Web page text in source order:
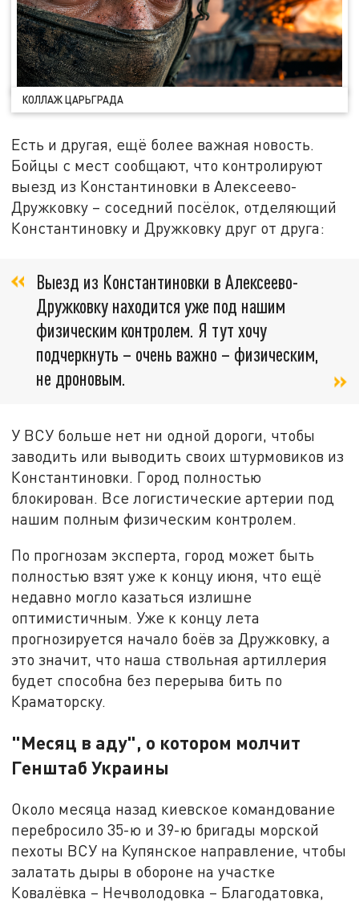
КОЛЛАЖ ЦАРЬГРАДА
Есть и другая, ещё более важная новость.
Бойцы с мест сообщают, что контролируют
выезд из Константиновки в Алексеево-
Дружковку – соседний посёлок, отделяющий
Константиновку и Дружковку друг от друга:
Выезд из Константиновки в Алексеево-
Дружковку находится уже под нашим
физическим контролем. Я тут хочу
подчеркнуть – очень важно – физическим,
не дроновым.
У ВСУ больше нет ни одной дороги, чтобы
заводить или выводить своих штурмовиков из
Константиновки. Город полностью
блокирован. Все логистические артерии под
нашим полным физическим контролем.
По прогнозам эксперта, город может быть
полностью взят уже к концу июня, что ещё
недавно могло казаться излишне
оптимистичным. Уже к концу лета
прогнозируется начало боёв за Дружковку, а
это значит, что наша ствольная артиллерия
будет способна без перерыва бить по
Краматорску.
"Месяц в аду", о котором молчит
Генштаб Украины
Около месяца назад киевское командование
перебросило 35-ю и 39-ю бригады морской
пехоты ВСУ на Купянское направление, чтобы
залатать дыры в обороне на участке
Ковалёвка – Нечволодовка – Благодатовка,